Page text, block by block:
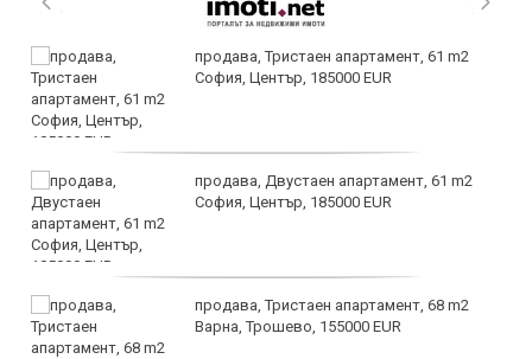
продава, Тристаен апартамент, 61 m2
София, Център, 185000 EUR
продава, Двустаен апартамент, 61 m2
София, Център, 185000 EUR
продава, Тристаен апартамент, 68 m2
Варна, Трошево, 155000 EUR